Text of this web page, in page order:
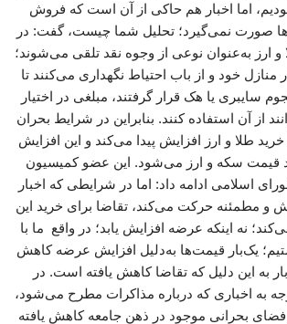
بودیم، اما اخبار هم حاکی از آن است که فروش
صورت نمی‌گیرد؛ تحلیل شما چیست، گفت: در
و ارز به‌عنوان نوعی از وجوه نقد تلقی می‌شوند؛
خود و از باب احتیاط نگهداری می‌کنند تا
سایبری یا هک قرار گرفتند، مبلغی در اختیار
از آن استفاده کنند. بنابراین در شرایط بحران
طلا و ارز افزایش پیدا می‌کند و این افزایش
قیمت سکه و ارز می‌شود. این عضو کمیسیون
اسلامی ادامه داد: اما در شرایطی که اخبار
مطمئنه حرکت می‌کند، تقاضا برای خرید این
نه اینکه عرضه افزایش یابد؛ در واقع ما با
یک‌بار قیمت‌ها به‌دلیل افزایش عرضه کاهش
به این دلیل که تقاضا کاهش یافته است. در
به اخباری که درباره مذاکرات مطرح می‌شود،
بحرانی موجود در ذهن جامعه کاهش یافته